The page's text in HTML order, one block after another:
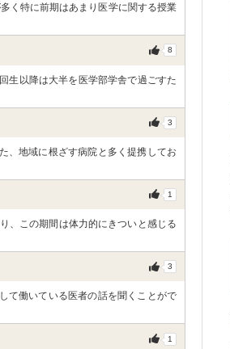
く特に前期はあまり医学に関する授業
8
生以降は大半を医学部学舎で過ごすた
3
、地域に根ざす病院と多く提携してお
1
、この期間は体力的にきついと感じる
3
て働いている医者の話を聞くことがで
1